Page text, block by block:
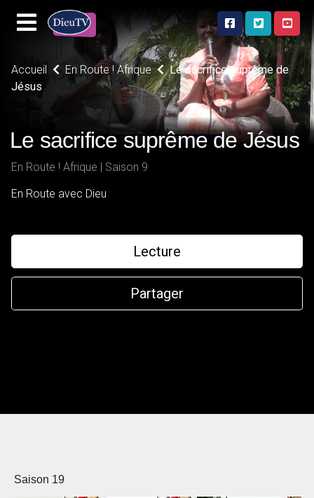
Accueil En Route ! Afrique
Le sacrifice suprême de
Jésus
Le sacrifice suprême de Jésus
En Route ! Afrique | Saison 9
En Route avec Dieu
Lecture
Partager
Saison 19